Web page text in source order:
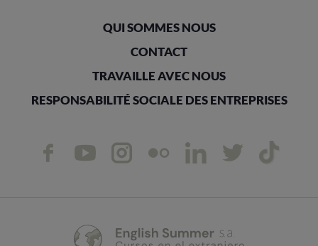
QUI SOMMES NOUS
CONTACT
TRAVAILLE AVEC NOUS
RESPONSABILITÉ SOCIALE DES ENTREPRISES